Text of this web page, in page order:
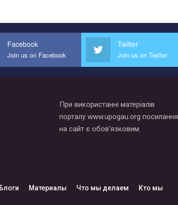
Facebook
Join us on Facebook
Twitter
Join us on Twitter
При використанні матеріалів
порталу www.upogau.org посилання
на сайт є обов’язковим.
Блоги Материалы Что мы делаем Кто мы